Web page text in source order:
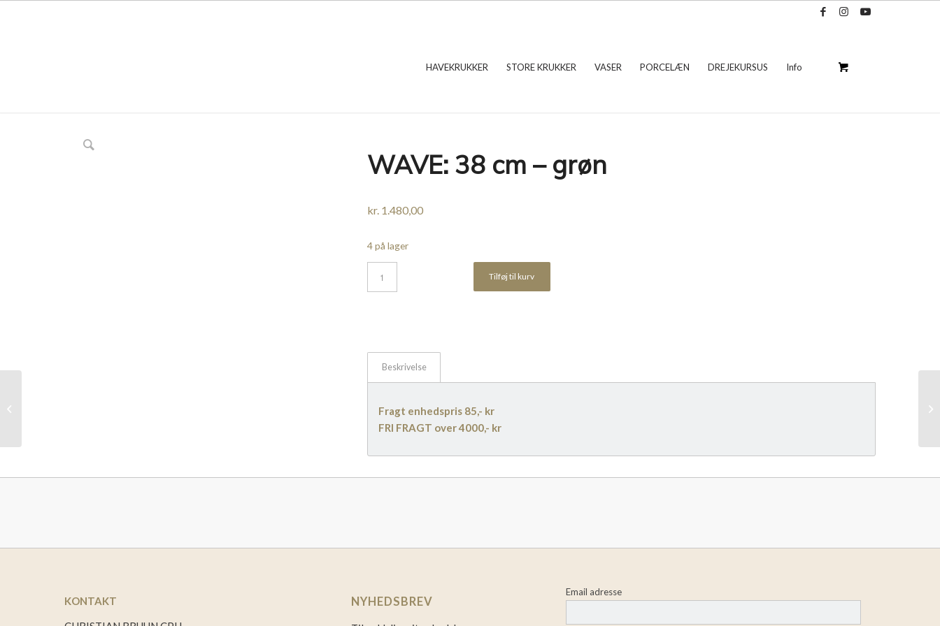
HAVEKRUKKER STORE KRUKKER VASER PORCELÆN DREJEKURSUS Info
WAVE: 38 cm – grøn
kr.1.480,00
4 på lager
Tilføj til kurv
Beskrivelse
Fragt enhedspris 85,- kr
FRI FRAGT over 4000,- kr
KONTAKT NYHEDSBREV
Email adresse